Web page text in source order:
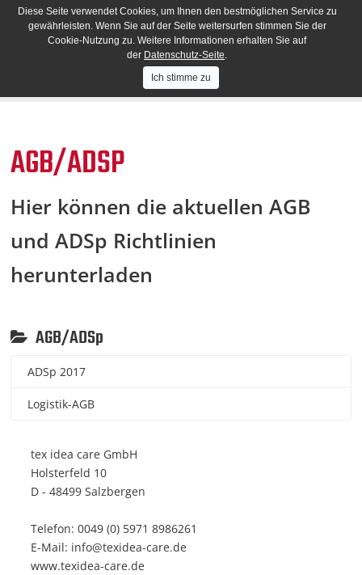
AGB/ADSP
Hier können die aktuellen AGB
und ADSp Richtlinien
herunterladen
AGB/ADSp
ADSp 2017
Logistik-AGB
tex idea care GmbH
Holsterfeld 10
D - 48499 Salzbergen
Telefon: 0049 (0) 5971 8986261
E-Mail: info@texidea-care.de
www.texidea-care.de
Diese Seite verwendet Cookies, um Ihnen den bestmöglichen Service zu
gewährleisten. Wenn Sie auf der Seite weitersurfen stimmen Sie der
Cookie-Nutzung zu. Weitere Informationen erhalten Sie auf
der Datenschutz-Seite.
Ich stimme zu